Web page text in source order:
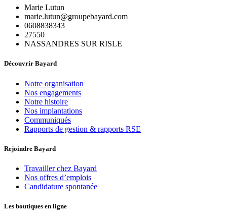
Marie Lutun
marie.lutun@groupebayard.com
0608838343
27550
NASSANDRES SUR RISLE
Découvrir Bayard
Notre organisation
Nos engagements
Notre histoire
Nos implantations
Communiqués
Rapports de gestion & rapports RSE
Rejoindre Bayard
Travailler chez Bayard
Nos offres d’emplois
Candidature spontanée
Les boutiques en ligne